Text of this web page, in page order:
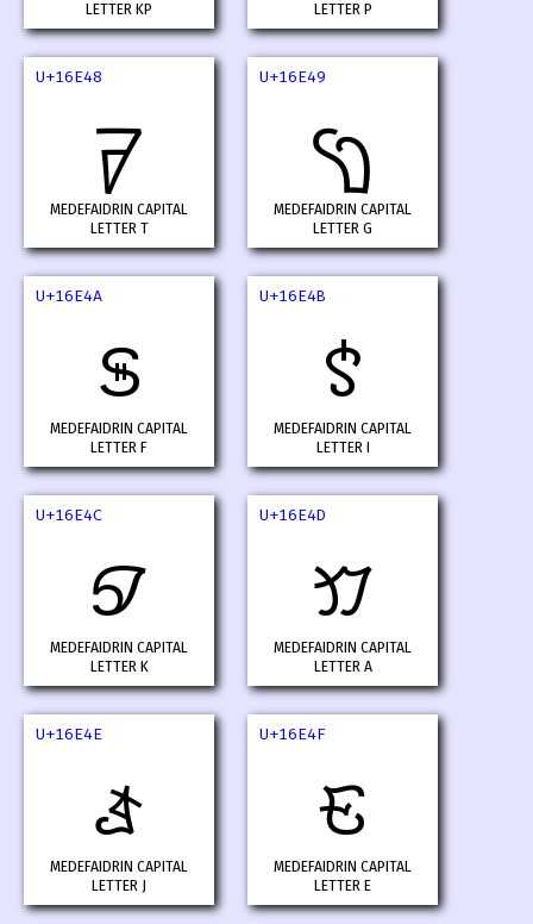
LETTER KP
LETTER P
U+16E48
𖹈
MEDEFAIDRIN CAPITAL
LETTER T
U+16E49
𖹉
MEDEFAIDRIN CAPITAL
LETTER G
U+16E4A
𖹊
MEDEFAIDRIN CAPITAL
LETTER F
U+16E4B
𖹋
MEDEFAIDRIN CAPITAL
LETTER I
U+16E4C
𖹌
MEDEFAIDRIN CAPITAL
LETTER K
U+16E4D
𖹍
MEDEFAIDRIN CAPITAL
LETTER A
U+16E4E
𖹎
MEDEFAIDRIN CAPITAL
LETTER J
U+16E4F
𖹏
MEDEFAIDRIN CAPITAL
LETTER E